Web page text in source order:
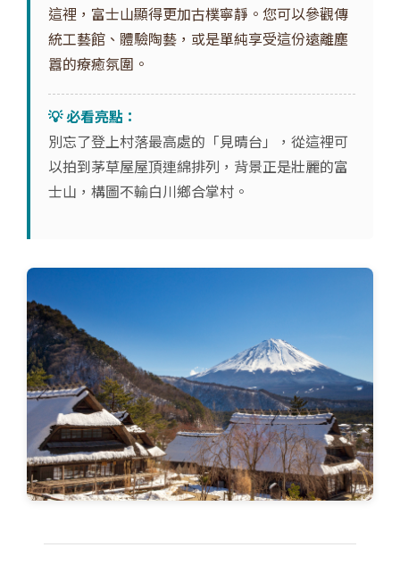
這裡，富士山顯得更加古樸寧靜。您可以參觀傳
統工藝館、體驗陶藝，或是單純享受這份遠離塵
囂的療癒氛圍。
💡 必看亮點：
別忘了登上村落最高處的「見晴台」，從這裡可
以拍到茅草屋屋頂連綿排列，背景正是壯麗的富
士山，構圖不輸白川鄉合掌村。